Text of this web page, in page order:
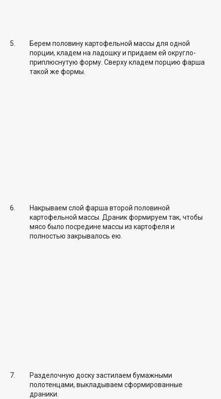
Берем половину картофельной массы для одной
порции, кладем на ладошку и придаем ей округло-
приплюснутую форму. Сверху кладем порцию фарша
такой же формы.
Накрываем слой фарша второй половиной
картофельной массы. Драник формируем так, чтобы
мясо было посредине массы из картофеля и
полностью закрывалось ею.
Разделочную доску застилаем бумажными
полотенцами, выкладываем сформированные
драники.